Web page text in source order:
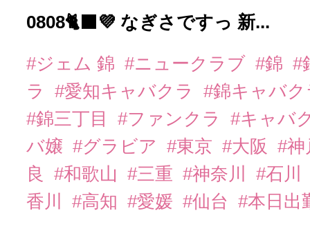
0808🐈‍⬛💜 なぎさですっ 新...
#ジェム 錦 #ニュークラブ #錦 #
ラ
#愛知キャバクラ
#錦キャバ
#錦三丁目
#ファンクラ
#キャバ
バ嬢 #グラビア #東京 #大阪
#
良
#和歌山 #三重 #神奈川
#石川
香川
#高知 #愛媛 #仙台 #本日出